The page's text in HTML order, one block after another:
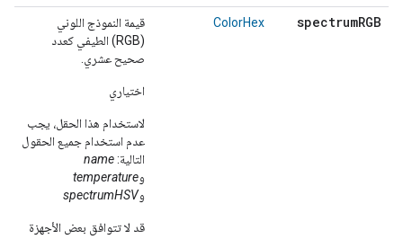
spectrumRGB
ColorHex
قيمة النموذج اللوني
(RGB) الطيفي كعدد
صحيح عشري.
اختياري
لاستخدام هذا الحقل، يجب
عدم استخدام جميع الحقول
التالية:name
وtemperature
وspectrumHSV
قد لا تتوافق بعض الأجهزة